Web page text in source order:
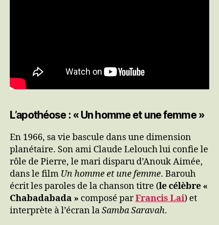
L’apothéose : « Un homme et une femme »
En 1966, sa vie bascule dans une dimension
planétaire. Son ami Claude Lelouch lui confie le
rôle de Pierre, le mari disparu d’Anouk Aimée,
dans le film Un homme et une femme. Barouh
écrit les paroles de la chanson titre (le célèbre «
Chabadabada » composé parFrancis Lai) et
interprète à l’écran laSamba Saravah.